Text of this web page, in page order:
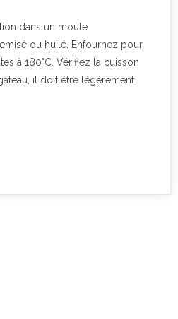
dans un moule
ou huilé. Enfournez pour
à 180°C. Vérifiez la cuisson
il doit être légèrement